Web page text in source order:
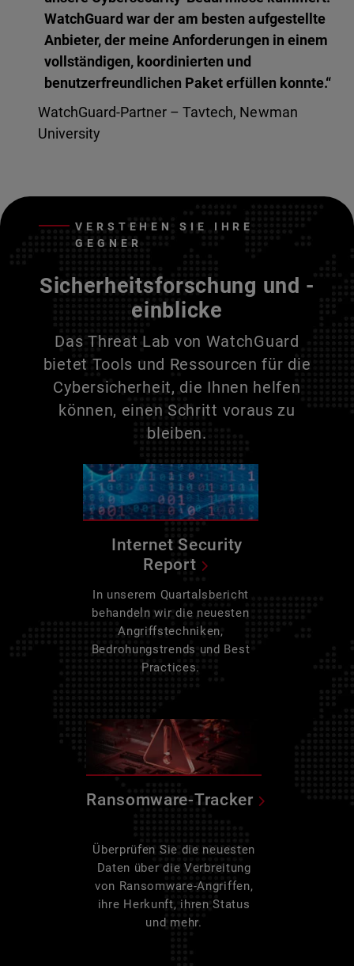
WatchGuard war der am besten aufgestellte
Anbieter, der meine Anforderungen in einem
vollständigen, koordinierten und
benutzerfreundlichen Paket erfüllen konnte.“
WatchGuard-Partner – Tavtech, Newman
University
VERSTEHEN SIE IHRE
GEGNER
Sicherheitsforschung und -
einblicke
Das Threat Lab von WatchGuard
bietet Tools und Ressourcen für die
Cybersicherheit, die Ihnen helfen
können, einen Schritt voraus zu
bleiben.
Internet Security
Report
In unserem Quartalsbericht
behandeln wir die neuesten
Angriffstechniken,
Bedrohungstrends und Best
Practices.
Ransomware-Tracker
Überprüfen Sie die neuesten
Daten über die Verbreitung
von Ransomware-Angriffen,
ihre Herkunft, ihren Status
und mehr.